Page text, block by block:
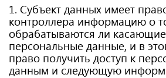
1. Субъект данных имеет
контроллера информацию о
обрабатываются ли
персональные данные, и в
право получить доступ к
данным и следующую